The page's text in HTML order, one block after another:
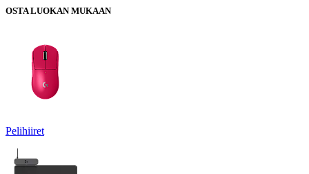
OSTA LUOKAN MUKAAN
Pelihiiret